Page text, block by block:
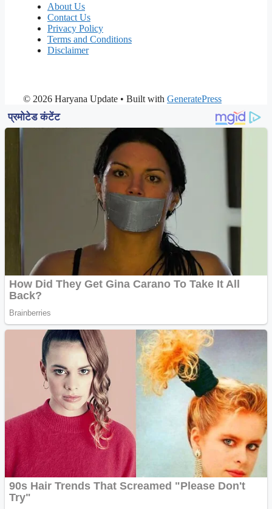
About Us
Contact Us
Privacy Policy
Terms and Conditions
Disclaimer
© 2026 Haryana Update • Built with GeneratePress